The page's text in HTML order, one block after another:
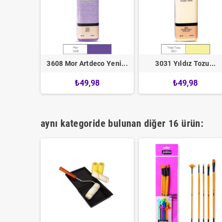
3608 Mor Artdeco Yeni...
₺49,98
3031 Yıldız Tozu...
₺49,98
aynı kategoride bulunan diğer 16 ürün: